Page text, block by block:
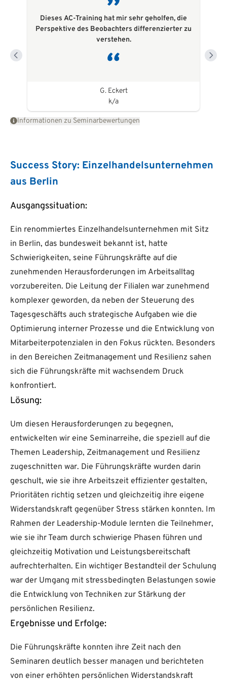
Dieses AC-Training hat mir sehr geholfen, die
Perspektive des Beobachters differenzierter zu
verstehen.
G. Eckert
k/a
Informationen zu Seminarbewertungen
Success Story: Einzelhandelsunternehmen
aus Berlin
Ausgangssituation:
Ein renommiertes Einzelhandelsunternehmen mit Sitz
in Berlin, das bundesweit bekannt ist, hatte
Schwierigkeiten, seine Führungskräfte auf die
zunehmenden Herausforderungen im Arbeitsalltag
vorzubereiten. Die Leitung der Filialen war zunehmend
komplexer geworden, da neben der Steuerung des
Tagesgeschäfts auch strategische Aufgaben wie die
Optimierung interner Prozesse und die Entwicklung von
Mitarbeiterpotenzialen in den Fokus rückten. Besonders
in den Bereichen Zeitmanagement und Resilienz sahen
sich die Führungskräfte mit wachsendem Druck
konfrontiert.
Lösung:
Um diesen Herausforderungen zu begegnen,
entwickelten wir eine Seminarreihe, die speziell auf die
Themen Leadership, Zeitmanagement und Resilienz
zugeschnitten war. Die Führungskräfte wurden darin
geschult, wie sie ihre Arbeitszeit effizienter gestalten,
Prioritäten richtig setzen und gleichzeitig ihre eigene
Widerstandskraft gegenüber Stress stärken konnten. Im
Rahmen der Leadership-Module lernten die Teilnehmer,
wie sie ihr Team durch schwierige Phasen führen und
gleichzeitig Motivation und Leistungsbereitschaft
aufrechterhalten. Ein wichtiger Bestandteil der Schulung
war der Umgang mit stressbedingten Belastungen sowie
die Entwicklung von Techniken zur Stärkung der
persönlichen Resilienz.
Ergebnisse und Erfolge:
Die Führungskräfte konnten ihre Zeit nach den
Seminaren deutlich besser managen und berichteten
von einer erhöhten persönlichen Widerstandskraft